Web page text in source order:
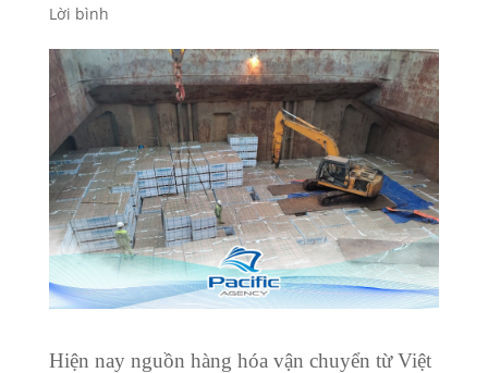
Lời bình
Hiện nay nguồn hàng hóa vận chuyển từ Việt